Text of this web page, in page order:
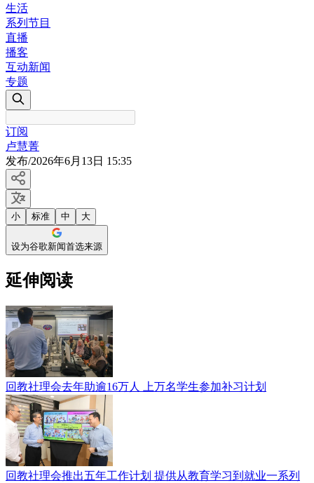
生活
系列节目
直播
播客
互动新闻
专题
订阅
卢慧菁
发布/2026年6月13日 15:35
小 标准 中 大
设为谷歌新闻首选来源
延伸阅读
回教社理会去年助逾16万人 上万名学生参加补习计划
回教社理会推出五年工作计划 提供从教育学习到就业一系列